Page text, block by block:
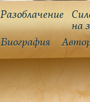
Разоблачение
на
Биография